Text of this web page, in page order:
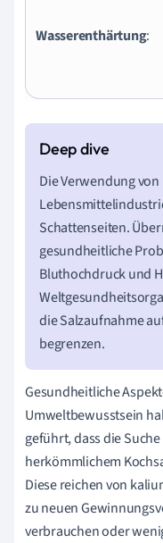
Wasserenthärtung:
Die Verwendung
Schattenseiten.
gesundheitliche
Bluthochdruck und
die Salzaufnahme
begrenzen.
Gesundheitliche
Umweltbewusstsein
geführt, dass die
herkömmlichem
Diese reichen von
zu neuen
verbrauchen oder